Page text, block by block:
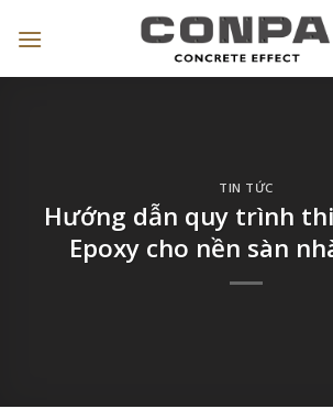
TIN TỨC
Hướng dẫn quy trình
Epoxy cho nền sàn